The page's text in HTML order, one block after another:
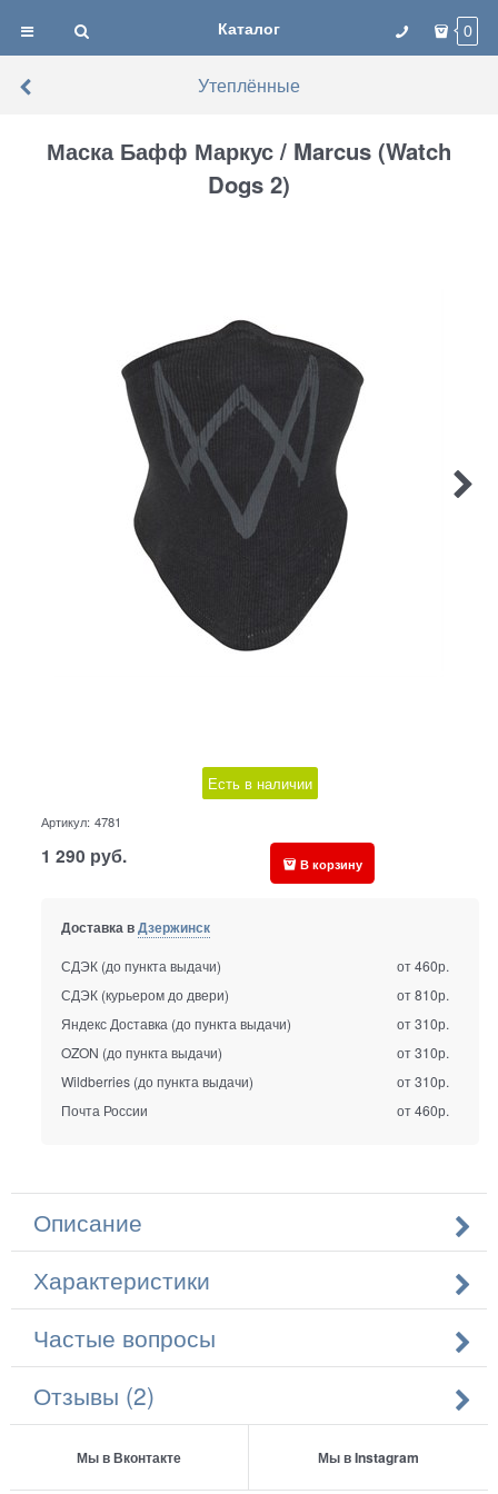
Каталог 0
Утеплённые
Маска Бафф Маркус / Marcus (Watch
Dogs 2)
Есть в наличии
Артикул: 4781
1 290 руб. В корзину
Доставка вДзержинск
СДЭК (до пункта выдачи)
от 460р.
СДЭК (курьером до двери)
от 810р.
Яндекс Доставка (до пункта выдачи)
от 310р.
OZON (до пункта выдачи)
от 310р.
Wildberries (до пункта выдачи)
от 310р.
Почта России
от 460р.
Описание
Характеристики
Частые вопросы
Отзывы (2)
Мы в Вконтакте Мы в Instagram